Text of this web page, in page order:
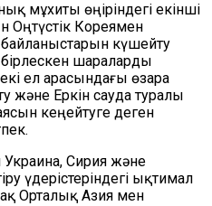
мұхиты өңіріндегі екінші
Оңтүстік Кореямен
күшейту
шараларды
ел арасындағы өзара
және Еркін сауда туралы
кеңейтуге деген
Сирия және
үдерістеріндегі ықтимал
Орталық Азия мен